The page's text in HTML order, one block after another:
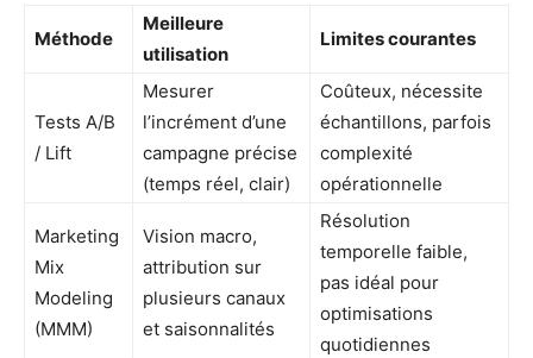
Méthode
Meilleure
utilisation
Limites courantes
Tests A/B
/ Lift
Mesurer
l’incrément d’une
campagne précise
(temps réel, clair)
Coûteux, nécessite
échantillons, parfois
complexité
opérationnelle
Marketing
Mix
Modeling
(MMM)
Vision macro,
attribution sur
plusieurs canaux
et saisonnalités
Résolution
temporelle faible,
pas idéal pour
optimisations
quotidiennes